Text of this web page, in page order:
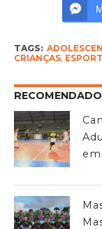
TAGS:
CRIANÇAS,